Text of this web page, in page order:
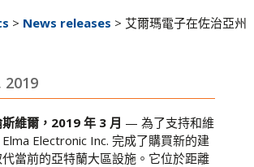
> News releases > 艾爾瑪電子在佐治亞州
2019
維爾，2019 年 3 月 — 為了支持和維
Electronic Inc. 完成了購買新的建
當前的亞特蘭大區設施。它位於距離